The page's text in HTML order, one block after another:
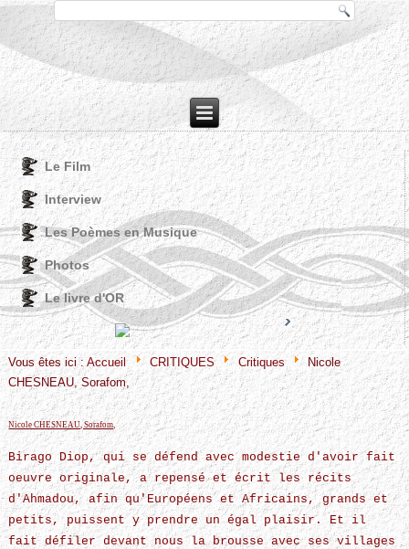
Le Film
Interview
Les Poèmes en Musique
Photos
Le livre d'OR
© FreeJoomla! 3 Modules - by VinaGecko.com
Vous êtes ici :Accueil CRITIQUES Critiques
Nicole
CHESNEAU, Sorafom,
Nicole CHESNEAU, Sorafom,
Birago Diop, qui se défend avec modestie d'avoir fait
oeuvre originale, a repensé et écrit les récits
d'Ahmadou, afin qu'Européens et Africains, grands et
petits, puissent y prendre un égal plaisir. Et il
fait défiler devant nous la brousse avec ses villages